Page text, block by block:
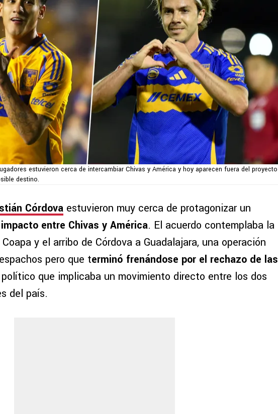
estuvieron cerca de intercambiar Chivas y América y hoy aparecen fuera del proyecto
destino.
Córdova estuvieron muy cerca de protagonizar un
entre Chivas y América. El acuerdo contemplaba la
y el arribo de Córdova a Guadalajara, una operación
pero que terminó frenándose por el rechazo de las
que implicaba un movimiento directo entre los dos
del país.